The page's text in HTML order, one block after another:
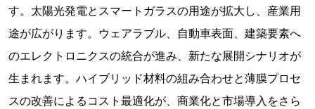
す。太陽光発電とスマートガラスの用途が拡大し、産業用
途が広がります。ウェアラブル、自動車表面、建築要素へ
のエレクトロニクスの統合が進み、新たな展開シナリオが
生まれます。ハイブリッド材料の組み合わせと薄膜プロセ
スの改善によるコスト最適化が、商業化と市場導入をさら